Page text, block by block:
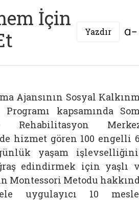
İçin
Yazdır
Ajansının Sosyal
kapsamında
Rehabilitasyon
hizmet gören 100 engelli
yaşam
edindirmek için yaşlı
Montessori Metodu
uygulayıcı 10